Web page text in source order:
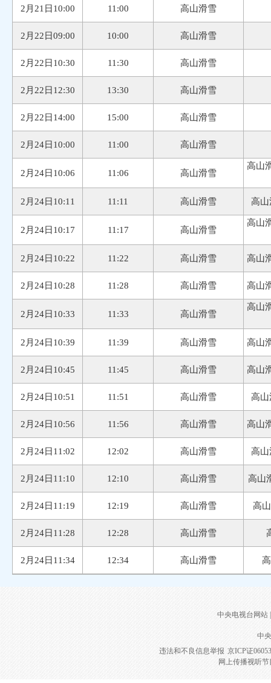
2月21日10:00 11:00 高山滑雪
2月22日09:00 10:00 高山滑雪
2月22日10:30 11:30 高山滑雪
2月22日12:30 13:30 高山滑雪
2月22日14:00 15:00 高山滑雪
2月24日10:00 11:00 高山滑雪
2月24日10:06 11:06 高山滑雪
高山
2月24日10:11 11:11 高山滑雪 高山
2月24日10:17 11:17 高山滑雪
高山
2月24日10:22 11:22 高山滑雪 高山
2月24日10:28 11:28 高山滑雪 高山
2月24日10:33 11:33 高山滑雪
高山
2月24日10:39 11:39 高山滑雪 高山
2月24日10:45 11:45 高山滑雪 高山
2月24日10:51 11:51 高山滑雪 高山
2月24日10:56 11:56 高山滑雪 高山
2月24日11:02 12:02 高山滑雪 高山
2月24日11:10 12:10 高山滑雪 高山
2月24日11:19 12:19 高山滑雪 高
2月24日11:28 12:28 高山滑雪
2月24日11:34 12:34 高山滑雪
中央电视台网站
中
违法和不良信息举报 京ICP证
网上传播视听